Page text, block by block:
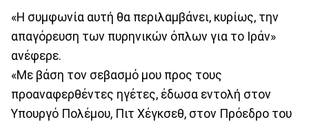
«Η συμφωνία αυτή θα περιλαμβάνει, κυρίως, την
απαγόρευση των πυρηνικών όπλων για το Ιράν»
ανέφερε.
«Με βάση τον σεβασμό μου προς τους
προαναφερθέντες ηγέτες, έδωσα εντολή στον
Υπουργό Πολέμου, Πιτ Χέγκσεθ, στον Πρόεδρο του